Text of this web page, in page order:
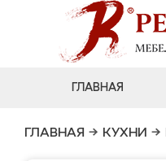
ГЛАВНАЯ
ГЛАВНАЯ → КУХНИ →